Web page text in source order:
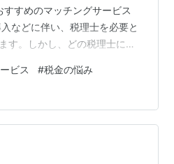
すめのマッチングサービス
などに伴い、税理士を必要と
す。しかし、どの税理士に依
こで、この記事では、税理士
う便利なツールを紹介しま
ービスとは、お客様のニーズ
つけることができるサービス
るのか、どのように利用する
。 税理士の…
ビス #税金の悩み